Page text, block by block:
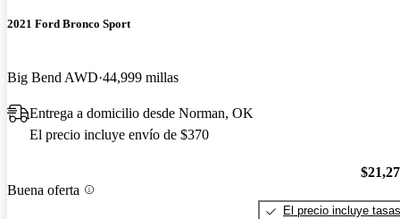
2021 Ford Bronco Sport
Big Bend AWD 44,999 millas
Entrega a domicilio desde Norman, OK
El precio incluye envío de $370
Buena oferta
El precio incluye tasas